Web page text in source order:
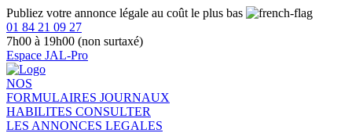
Publiez votre annonce légale au coût le plus bas
01 84 21 09 27
7h00 à 19h00 (non surtaxé)
Espace JAL-Pro
NOS
FORMULAIRES JOURNAUX
HABILITES CONSULTER
LES ANNONCES LEGALES